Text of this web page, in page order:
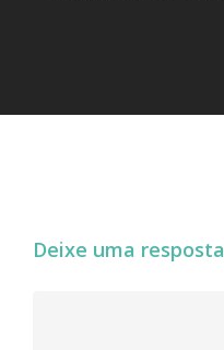
Deixe uma resposta